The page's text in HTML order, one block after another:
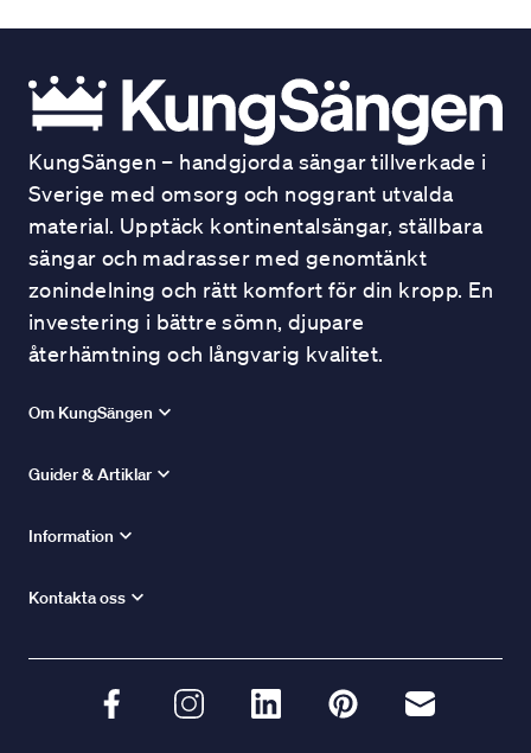
KungSängen – handgjorda sängar tillverkade i
Sverige med omsorg och noggrant utvalda
material. Upptäck kontinentalsängar, ställbara
sängar och madrasser med genomtänkt
zonindelning och rätt komfort för din kropp. En
investering i bättre sömn, djupare
återhämtning och långvarig kvalitet.
Om KungSängen
Guider & Artiklar
Information
Kontakta oss